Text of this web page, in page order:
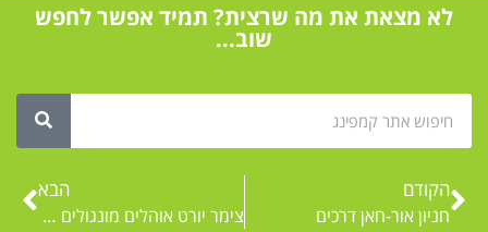
לא מצאת את מה שרצית? תמיד אפשר לחפש
שוב...
הקודם
חניון אור-חאן דרכים
הבא
צימר יורט אוהלים מונגולים ברמת הגולן